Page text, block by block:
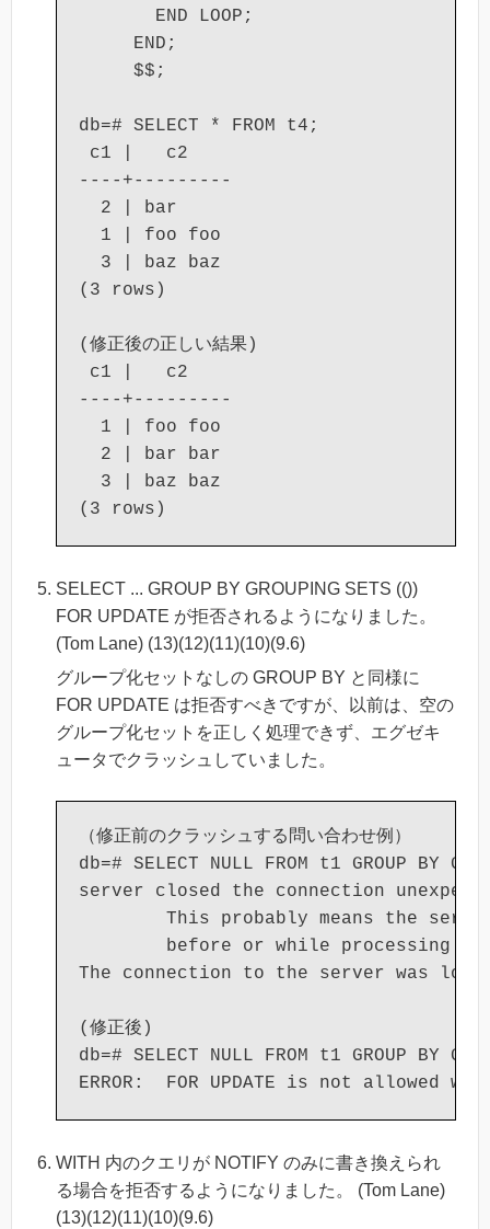
       END LOOP;
     END;
     $$;
db=# SELECT * FROM t4;
c1 |   c2
----+---------
  2 | bar
  1 | foo foo
  3 | baz baz
(3 rows)
(修正後の正しい結果)
c1 |   c2
----+---------
  1 | foo foo
  2 | bar bar
  3 | baz baz
SELECT ... GROUP BY GROUPING SETS (())
FOR UPDATE が拒否されるようになりました。
(Tom Lane) (13)(12)(11)(10)(9.6)
グループ化セットなしの GROUP BY と同様に
FOR UPDATE は拒否すべきですが、以前は、空の
グループ化セットを正しく処理できず、エグゼキ
ュータでクラッシュしていました。
（修正前のクラッシュする問い合わせ例）
db=# SELECT NULL FROM t1 GROUP BY
server closed the connection
This probably means the
before or while processing
The connection to the server was
(修正後)
db=# SELECT NULL FROM t1 GROUP BY
WITH 内のクエリが NOTIFY のみに書き換えられ
る場合を拒否するようになりました。 (Tom Lane)
(13)(12)(11)(10)(9.6)